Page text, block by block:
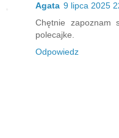
Agata 9 lipca 2025
Chętnie zapoznam
polecajke.
Odpowiedz